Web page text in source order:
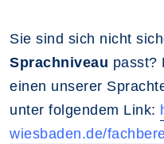
Sie sind sich nicht
Sprachniveau passt?
einen unserer
unter folgendem Link:
wiesbaden.de/